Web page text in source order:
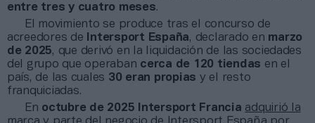
entre tres y cuatro meses.
El movimiento se produce tras el concurso de
acreedores de
Intersport España, declarado en marzo
de 2025, que derivó en la liquidación de las sociedades
del grupo que operaban cerca de 120 tiendas en el
país, de las cuales 30 eran propias y el resto
franquiciadas.
En octubre de 2025 Intersport Francia adquirió la